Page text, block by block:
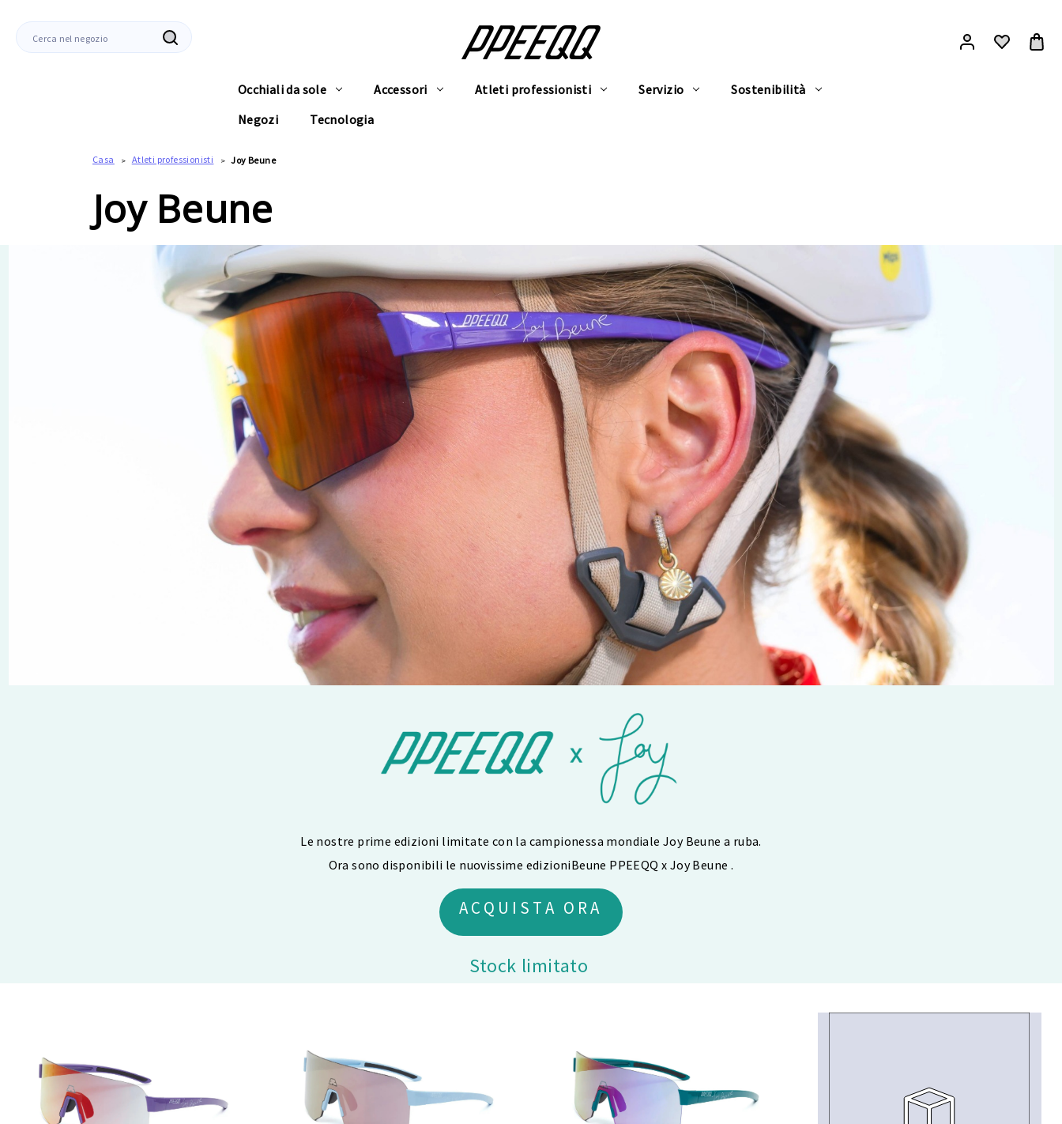
Ricerca
Occhiali da sole Accessori Atleti professionisti Servizio
Sostenibilità
Negozi
Tecnologia
Casa Atleti professionisti Joy Beune
Joy Beune
Le nostre prime edizioni limitate con la campionessa mondiale Joy Beune a ruba.
Ora sono disponibili le nuovissime edizioniBeune PPEEQQ x Joy Beune .
ACQUISTA ORA
Stock limitato